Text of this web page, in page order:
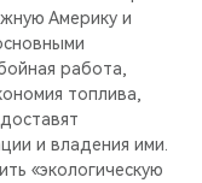
Америку и
работа,
топлива,
и владения ими.
«экологическую